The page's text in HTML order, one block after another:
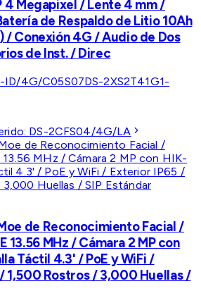
4 Megapixel / Lente 4 mm /
de Respaldo de Litio 10Ah
/ Conexión 4G / Audio de Dos
de Inst. / Direc
ID/4G/C05S07DS-2XS2T41G1-
DS-2CFS04/4G/LA
de Reconocimiento Facial /
13.56 MHz / Cámara 2 MP con
Táctil 4.3' / PoE y WiFi /
1,500 Rostros / 3,000 Huellas /